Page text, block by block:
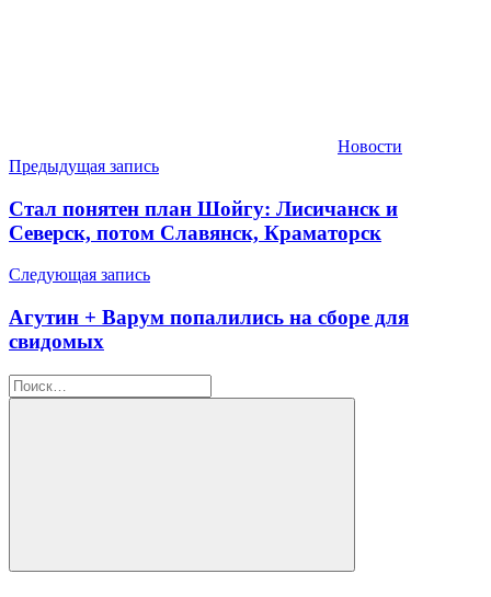
Новости
Навигация
по
записям
Предыдущая запись
Стал понятен план Шойгу: Лисичанск и
Северск, потом Славянск, Краматорск
Следующая запись
Агутин + Варум попалились на сборе для
свидомых
Найти:
Поиск